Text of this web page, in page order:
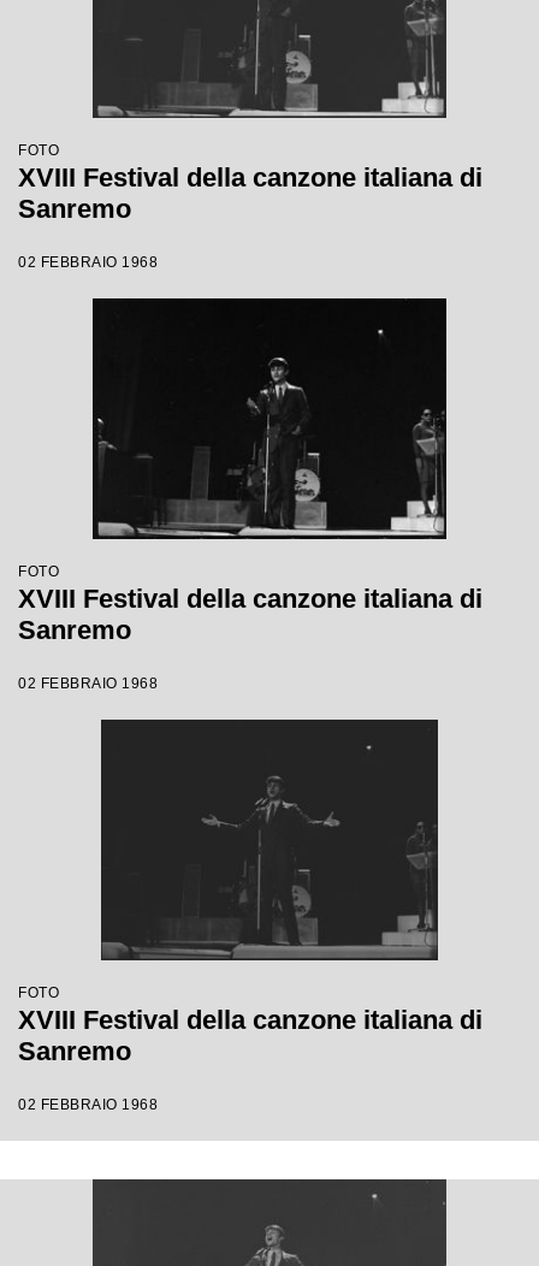
FOTO
XVIII Festival della canzone italiana di
Sanremo
02 FEBBRAIO 1968
FOTO
XVIII Festival della canzone italiana di
Sanremo
02 FEBBRAIO 1968
FOTO
XVIII Festival della canzone italiana di
Sanremo
02 FEBBRAIO 1968